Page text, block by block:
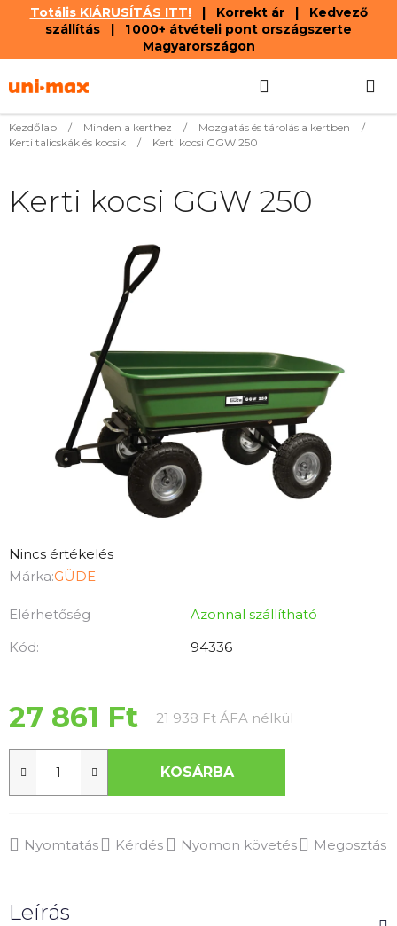
Totális KIÁRUSÍTÁS ITT!| Korrekt ár | Kedvező
szállítás | 1 000+ átvételi pont országszerte
Magyarországon
tartalomhoz
KOSÁR
Kezdőlap / Minden a kerthez / Mozgatás és tárolás a kertben
/
Kerti talicskák és kocsik
/ Kerti kocsi GGW 250
A
termék
értékelése
5-
csillag.
Nincs értékelés
Márka:GÜDE
Elérhetőség
Azonnal szállítható
Kód:
94336
27 861 Ft 21 938 Ft ÁFA nélkül
KOSÁRBA
Nyomtatás Kérdés Nyomon követés Megosztás
Kerti kocsi GGW 250
Leírás